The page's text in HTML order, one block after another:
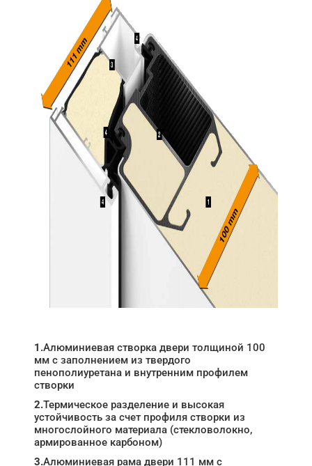
1.Алюминиевая створка двери толщиной 100
мм с заполнением из твердого
пенополиуретана и внутренним профилем
створки
2.Термическое разделение и высокая
устойчивость за счет профиля створки из
многослойного материала (стекловолокно,
армированное карбоном)
3.Алюминиевая рама двери 111 мм с